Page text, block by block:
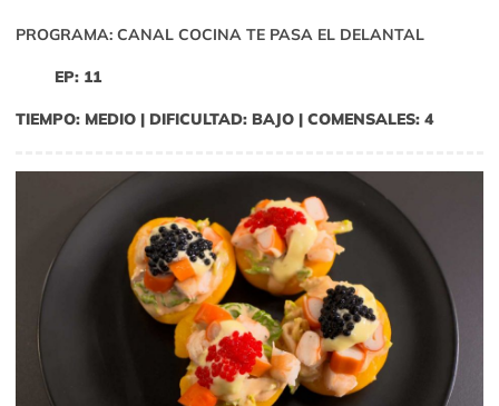
PROGRAMA: CANAL COCINA TE PASA EL DELANTAL
EP: 11
TIEMPO: MEDIO | DIFICULTAD: BAJO | COMENSALES: 4